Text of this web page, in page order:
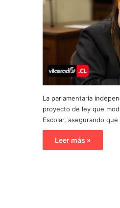
La parlamentaria
proyecto de ley que
Escolar, asegurando
Leer más »